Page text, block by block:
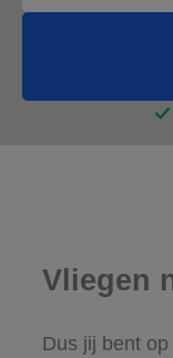
Vliegen
Dus jij bent